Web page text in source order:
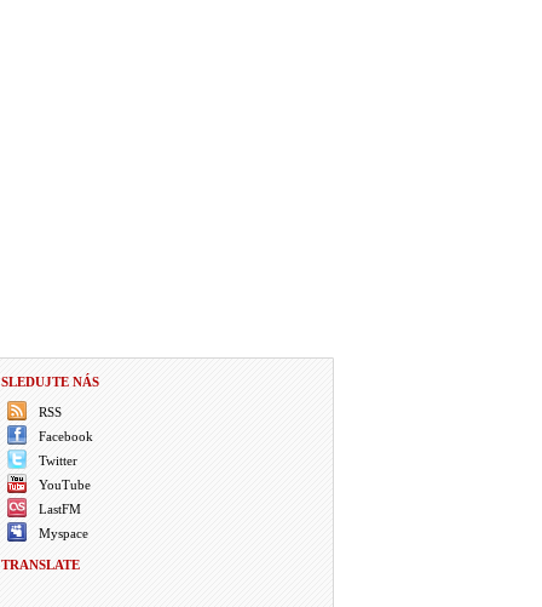
SLEDUJTE NÁS
RSS
Facebook
Twitter
YouTube
LastFM
Myspace
TRANSLATE